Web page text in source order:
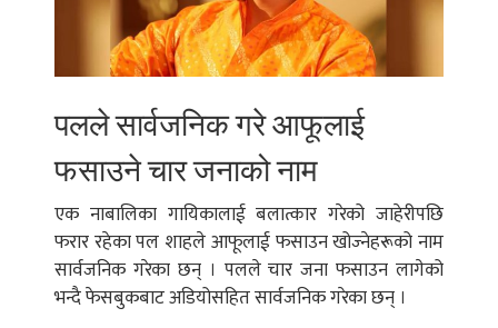
पलले सार्वजनिक गरे आफूलाई
फसाउने चार जनाको नाम
एक नाबालिका गायिकालाई बलात्कार गरेको जाहेरीपछि
फरार रहेका पल शाहले आफूलाई फसाउन खोज्‍नेहरूको नाम
सार्वजनिक गरेका छन् । पलले चार जना फसाउन लागेको
भन्‍दै फेसबुकबाट अडियोसहित सार्वजनिक गरेका छन् ।